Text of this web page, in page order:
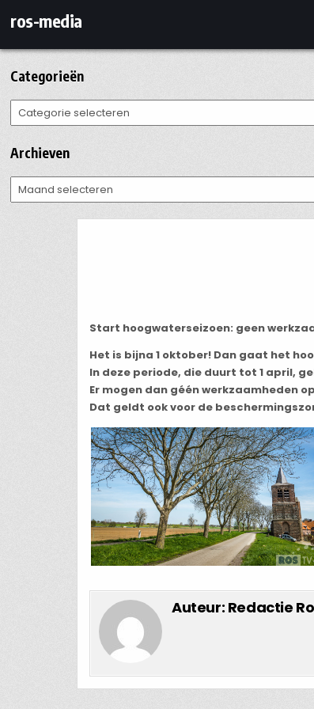
naar
inhoud
ros-media
Categorieën
Categorieën
Archieven
Archieven
Start hoogwaterseizoen: geen
Het is bijna 1 oktober! Dan gaat het
In deze periode, die duurt tot 1 april,
Er mogen dan géén werkzaamheden
Dat geldt ook voor de
Auteur: Redactie